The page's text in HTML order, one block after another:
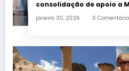
consolidação de apoio a
janeiro 30, 2026 0